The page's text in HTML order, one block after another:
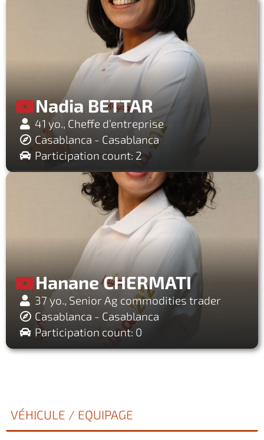
Nadia BETTAR
41 yo., Cheffe d’entreprise
Casablanca - Casablanca
Participation count: 2
Hanane CHERMATI
37 yo., Senior Ag commodities trader
Casablanca - Casablanca
Participation count: 0
VÉHICULE / EQUIPAGE